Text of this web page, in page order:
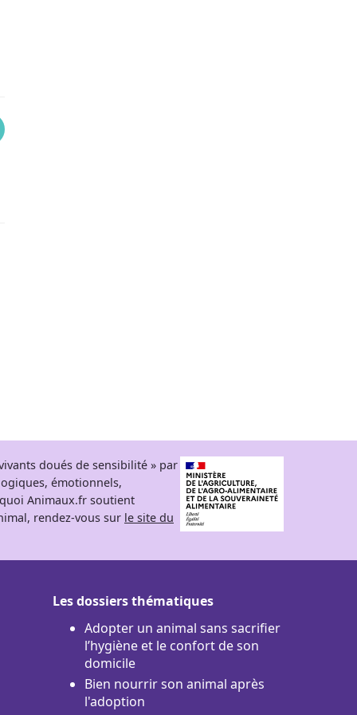
doués de sensibilité » par
émotionnels,
Animaux.fr soutient
rendez-vous sur le site du
Les dossiers thématiques
Adopter un animal sans sacrifier
l’hygiène et le confort de son
domicile
Bien nourrir son animal après
l'adoption